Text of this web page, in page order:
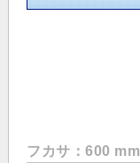
フカサ：600 mm